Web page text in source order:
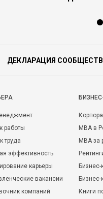
ДЕКЛАРАЦИЯ
работы
труда
эффективность
карьеры
вакансии
компаний
MBA в
MBA
Бизнес-
Книги